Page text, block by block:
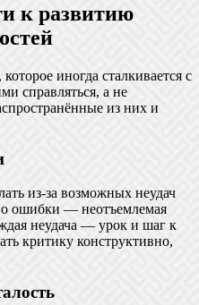
к развитию
иногда сталкивается с
справляться, а не
из них и
из-за возможных неудач
ошибки — неотъемлемая
неудача — урок и шаг к
критику конструктивно,